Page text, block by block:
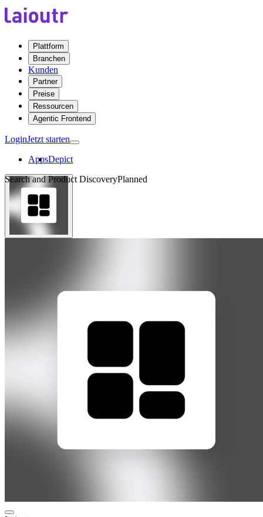
Plattform
Branchen
Kunden
Partner
Preise
Ressourcen
Agentic Frontend
LoginJetzt starten
AppsDepict
Search and Product DiscoveryPlanned